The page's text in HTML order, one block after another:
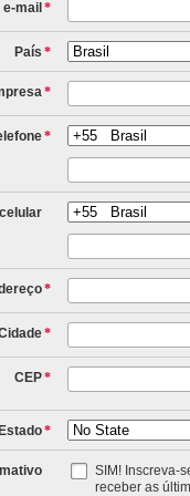
mail *
País *
*
*
*
*
CEP*
Estado*
SIM! Inscreva-
receber as